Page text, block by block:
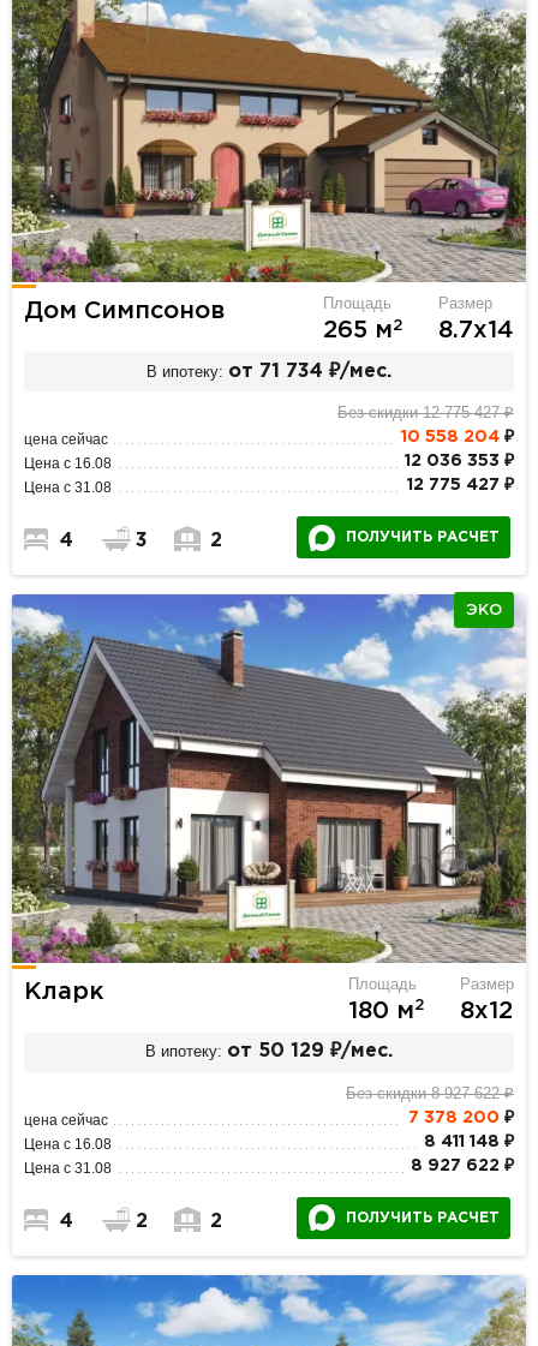
Дом Симпсонов Площадь
265 м2
Размер
8.7х14
В ипотеку: от 71 734 ₽/мес.
Без скидки 12 775 427 ₽
цена сейчас 10 558 204₽
Цена с 16.08 12 036 353 ₽
Цена с 31.08 12 775 427 ₽
4 3 2 ПОЛУЧИТЬ РАСЧЕТ
ЭКО
Кларк Площадь
180 м2
Размер
8х12
В ипотеку: от 50 129 ₽/мес.
Без скидки 8 927 622 ₽
цена сейчас 7 378 200 ₽
Цена с 16.08 8 411 148 ₽
Цена с 31.08 8 927 622 ₽
4 2 2 ПОЛУЧИТЬ РАСЧЕТ